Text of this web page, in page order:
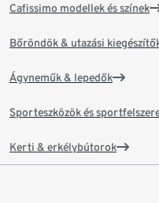
Cafissimo modellek és színek
Bőröndök & utazási
Ágyneműk & lepedők
Sporteszközök és
Kerti & erkélybútorok